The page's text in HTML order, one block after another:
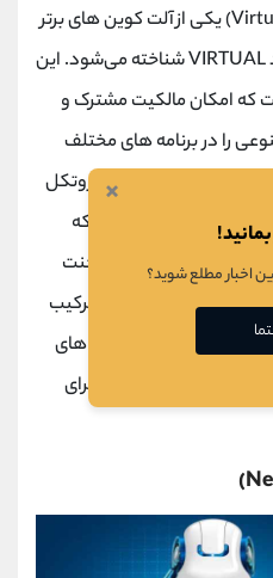
ویرچوال پروتکل (Virtuals Protocol) یکی از آلت کوین های برتر
هوش مصنوعی است که با نماد VIRTUAL شناخته می‌شود. این
که امکان مالکیت مشترک و
را در برنامه ‌های مختلف
بلاک چین، ویرچوال پروتکل
توکن ایجاد کرده است که
و از فعالیت ‌های ایجنت‌
این آلت ‌کوین با ترکیب
در حال ایجاد نوآوری ‌های
و پتانسیل بالایی برای
×
اخبار مطلع شوید؟